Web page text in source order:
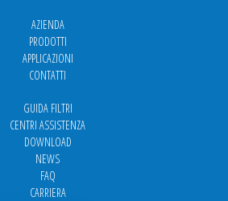
AZIENDA
PRODOTTI
APPLICAZIONI
CONTATTI
GUIDA FILTRI
CENTRI ASSISTENZA
DOWNLOAD
NEWS
FAQ
CARRIERA